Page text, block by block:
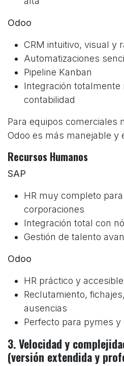
Odoo
CRM intuitivo, visual y
Automatizaciones
Pipeline Kanban
Integración
contabilidad
Para equipos comerciales
Odoo es más manejable y
Recursos Humanos
SAP
HR muy completo
corporaciones
Integración total con
Gestión de talento
Odoo
HR práctico y accesible
Reclutamiento,
ausencias
Perfecto para pymes
3. Velocidad y
(versión extendida y